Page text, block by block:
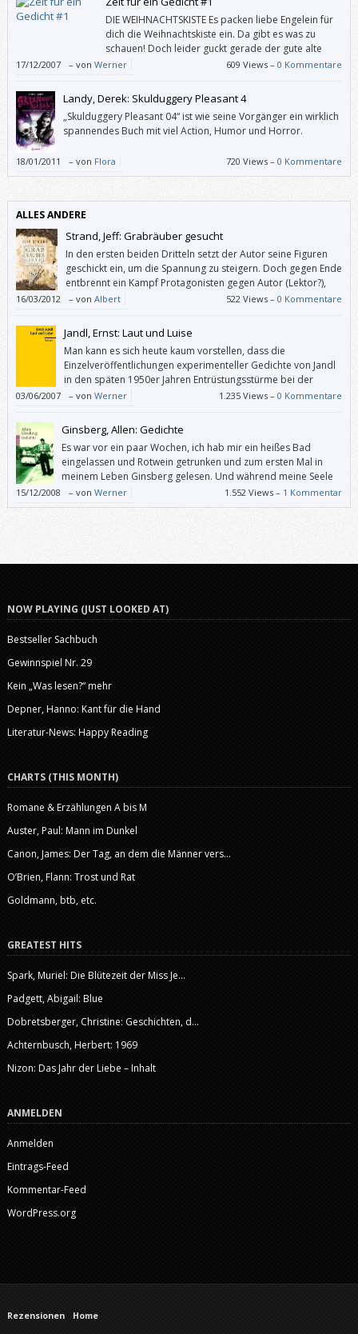
DIE WEIHNACHTSKISTE Es packen liebe Engelein für
dich die Weihnachtskiste ein. Da gibt es was zu
schauen! Doch leider guckt gerade der gute alte
Mond herein und dem ist nicht zu trauen. Da
fürchten sich die Engelein er plaudert’s aus, und tun im Nu die
Weihnachtskiste wieder zu. Wie schade! (Aus Die Himmelsküche von Ida
[…]
17/12/2007 – von Werner 609 Views –0 Kommentare
Landy, Derek: Skulduggery Pleasant 4
„Skulduggery Pleasant 04“ ist wie seine Vorgänger ein wirklich
spannendes Buch mit viel Action, Humor und Horror.
18/01/2011 – von Flora 720 Views –0 Kommentare
ALLES ANDERE
Strand, Jeff: Grabräuber gesucht
In den ersten beiden Dritteln setzt der Autor seine Figuren
geschickt ein, um die Spannung zu steigern. Doch gegen Ende
entbrennt ein Kampf Protagonisten gegen Autor (Lektor?),
den alle verlieren.
16/03/2012 – von Albert 522 Views –0 Kommentare
Jandl, Ernst: Laut und Luise
Man kann es sich heute kaum vorstellen, dass die
Einzelveröffentlichungen experimenteller Gedichte von Jandl
in den späten 1950er Jahren Entrüstungsstürme bei der
konservativen Kritik ausgelöst haben.
03/06/2007 – von Werner 1.235 Views –0 Kommentare
Ginsberg, Allen: Gedichte
Es war vor ein paar Wochen, ich hab mir ein heißes Bad
eingelassen und Rotwein getrunken und zum ersten Mal in
meinem Leben Ginsberg gelesen. Und während meine Seele
zur Badezimmerdecke und darüber hinaus wanderte, haben
die Würmer begonnen, an mir zu schmausen. Sinnbildlich. Großartig.
15/12/2008 – von Werner 1.552 Views – 1 Kommentar
NOW PLAYING (JUST LOOKED AT)
Bestseller Sachbuch
Gewinnspiel Nr. 29
Kein „Was lesen?“ mehr
Depner, Hanno: Kant für die Hand
Literatur-News: Happy Reading
CHARTS (THIS MONTH)
Romane & Erzählungen A bis M
Auster, Paul: Mann im Dunkel
Canon, James: Der Tag, an dem die Männer vers...
O’Brien, Flann: Trost und Rat
Goldmann, btb, etc.
GREATEST HITS
Spark, Muriel: Die Blütezeit der Miss Je...
Padgett, Abigail: Blue
Dobretsberger, Christine: Geschichten, d...
Achternbusch, Herbert: 1969
Nizon: Das Jahr der Liebe – Inhalt
ANMELDEN
Anmelden
Eintrags-Feed
Kommentar-Feed
WordPress.org
Rezensionen Home